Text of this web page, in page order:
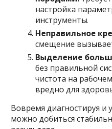
настройка
инструменты.
Неправильное
смещение
Выделение
без правильной
чистота на
вредно для
Вовремя диагностируя и
можно добиться